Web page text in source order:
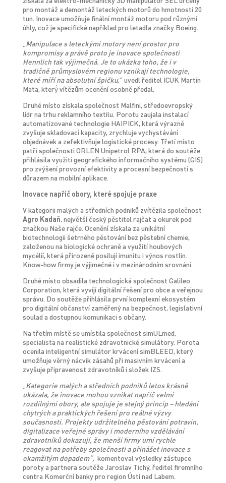
pro montáž a demontáž leteckých motorů do hmotnosti 20
tun. Inovace umožňuje finální montáž motoru pod různými
úhly, což je specifické například pro letadla značky Boeing.
Manipulace s leteckými motory není prostor pro
kompromisy a právě proto je inovace společnosti
Hennlich tak výjimečná. Je to ukázka toho, že i v
tradičně průmyslovém regionu vznikají technologie,
které míří na absolutní špičku,“ uvedl ředitel ICUK Martin
Mata, který́ vítězům ocenění osobně předal.
Druhé místo získala společnost Malfini, středoevropský
lídr na trhu reklamního textilu. Porotu zaujala instalací
automatizované technologie HAIPICK, která výrazně
zvyšuje skladovací kapacity, zrychluje vychystávání
objednávek a zefektivňuje logistické procesy. Třetí místo
patří společnosti ORLEN Unipetrol RPA, která do soutěže
přihlásila využití geografického informačního systému (GIS)
pro zvýšení provozní efektivity a procesní bezpečnosti s
důrazem na mobilní aplikace.
Inovace napříč obory, které spojuje praxe
V kategorii malých a středních podniků zvítězila společnost
Agro Kadaň, největší český pěstitel rajčat a okurek pod
značkou Naše rajče. Ocenění získala za unikátní
biotechnologii šetrného pěstování bez pěstební chemie,
založenou na biologické ochraně a využití houbových
mycélií, která přirozeně posilují imunitu i výnos rostlin.
Know-how firmy je výjimečné i v mezinárodním srovnání.
Druhé místo obsadila technologická společnost Galileo
Corporation, která vyvíjí digitální řešení pro obce a veřejnou
správu. Do soutěže přihlásila první komplexní ekosystém
pro digitální občanství zaměřený na bezpečnost, legislativní
soulad a dostupnou komunikaci s občany.
Na třetím místě se umístila společnost simULmed,
specialista na realistické zdravotnické simulátory. Porota
ocenila inteligentní simulátor krvácení simBLEED, který
umožňuje věrný nácvik zásahů při masivním krvácení a
zvyšuje připravenost zdravotníků i složek IZS.
Kategorie malých a středních podniků letos krásně
ukázala, že inovace mohou vznikat napříč velmi
rozdílnými obory, ale spojuje je stejný princip – hledání
chytrých a praktických řešení pro reálné výzvy
současnosti. Projekty udržitelného pěstování potravin,
digitalizace veřejné správy i moderního vzdělávání
zdravotníků dokazují, že menší firmy umí rychle
reagovat na potřeby společnosti a přinášet inovace s
okamžitým dopadem“, komentoval výsledky zástupce
poroty a partnera soutěže Jaroslav Tichý, ředitel firemního
centra Komerční banky pro region Ústí nad Labem.